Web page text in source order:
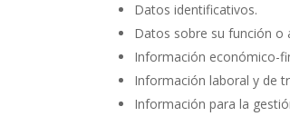
Datos identificativos.
Datos sobre su función o
Información económico-
Información laboral y de
Información para la